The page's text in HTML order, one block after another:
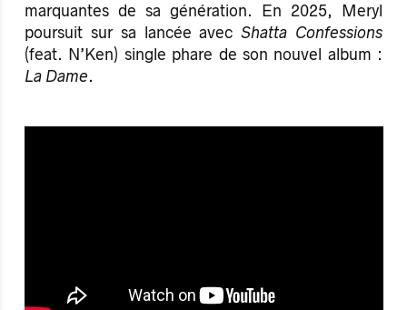
marquantes de sa génération. En 2025, Meryl
poursuit sur sa lancée avecShatta Confessions
(feat. N’Ken) single phare de son nouvel album :
La Dame.